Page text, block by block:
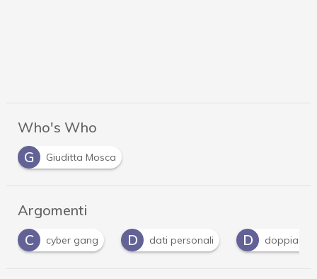
Who's Who
G
Giuditta Mosca
Argomenti
D
dati personali D doppia estorsione F